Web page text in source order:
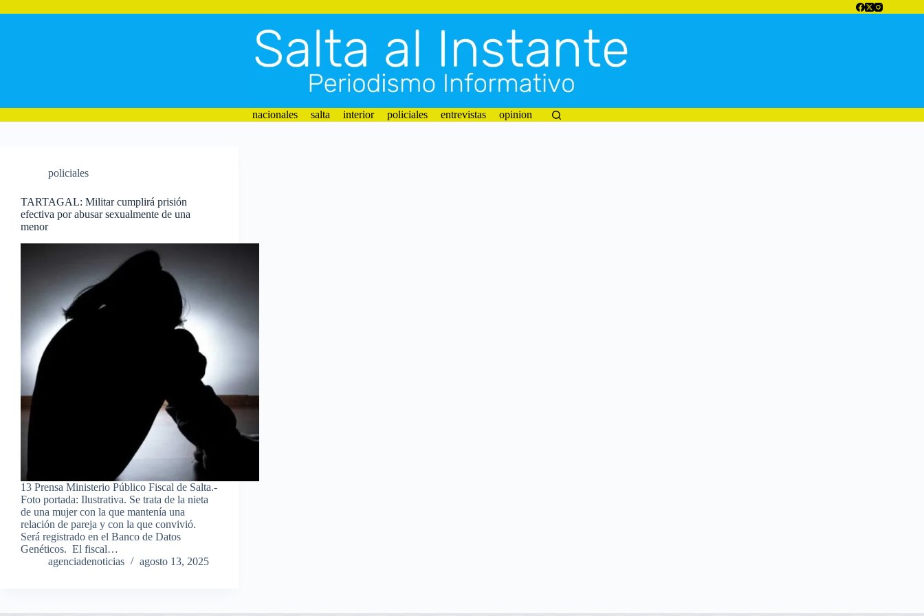
al
nacionales salta interior policiales entrevistas opinion
policiales
TARTAGAL: Militar cumplirá prisión
efectiva por abusar sexualmente de una
menor
13 Prensa Ministerio Público Fiscal de Salta.-
Foto portada: Ilustrativa. Se trata de la nieta
de una mujer con la que mantenía una
relación de pareja y con la que convivió.
Será registrado en el Banco de Datos
Genéticos. El fiscal…
agenciadenoticias
agosto 13, 2025